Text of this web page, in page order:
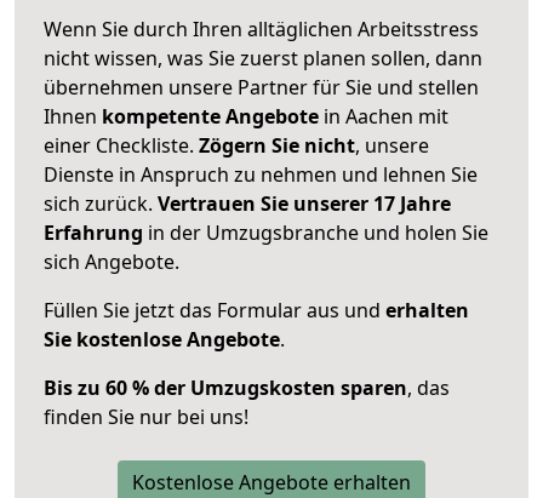
Wenn Sie durch Ihren alltäglichen Arbeitsstress
nicht wissen, was Sie zuerst planen sollen, dann
übernehmen unsere Partner für Sie und stellen
Ihnen kompetente Angebote in Aachen mit
einer Checkliste. Zögern Sie nicht, unsere
Dienste in Anspruch zu nehmen und lehnen Sie
sich zurück. Vertrauen Sie unserer 17 Jahre
Erfahrung in der Umzugsbranche und holen Sie
sich Angebote.
Füllen Sie jetzt das Formular aus und erhalten
Sie kostenlose Angebote.
Bis zu 60 % der Umzugskosten sparen, das
finden Sie nur bei uns!
Kostenlose Angebote erhalten